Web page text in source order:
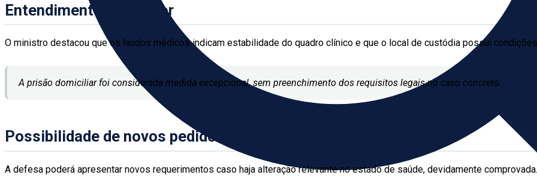
Entendimento do relator
O ministro destacou que os laudos médicos indicam estabilidade do quadro clínico e que o local de custódia possui
A prisão domiciliar foi considerada medida excepcional, sem preenchimento dos requisitos legais no caso concreto.
Possibilidade de novos pedidos
A defesa poderá apresentar novos requerimentos caso haja alteração relevante no estado de saúde, devidamente comprovada.